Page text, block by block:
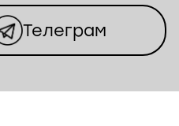
Телеграм